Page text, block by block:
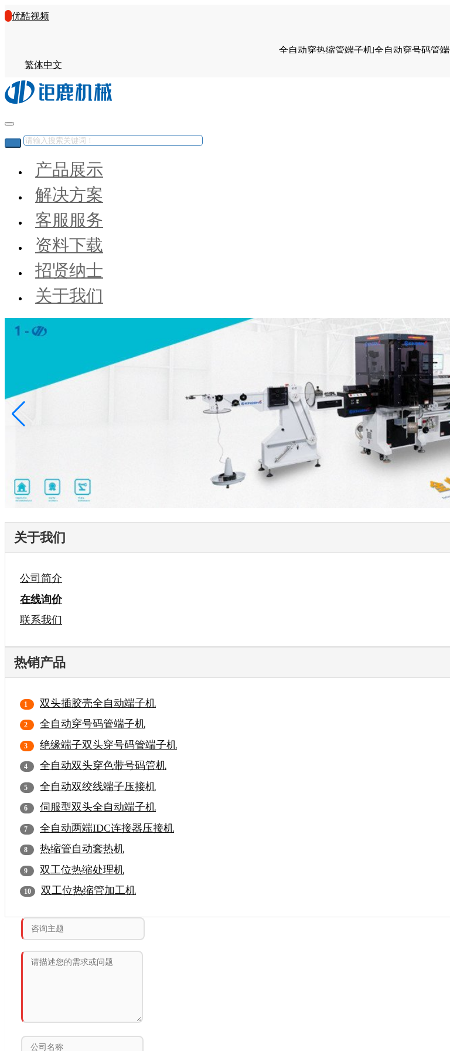
优酷视频
全自动穿热缩管端子机|全自动穿号码管
繁体中文
产品展示
解决方案
客服服务
资料下载
招贤纳士
关于我们
关于我们
公司简介
在线询价
联系我们
热销产品
双头插胶壳全自动端子机
全自动穿号码管端子机
绝缘端子双头穿号码管端子机
全自动双头穿色带号码管机
全自动双绞线端子压接机
伺服型双头全自动端子机
全自动两端IDC连接器压接机
热缩管自动套热机
双工位热缩处理机
双工位热缩管加工机